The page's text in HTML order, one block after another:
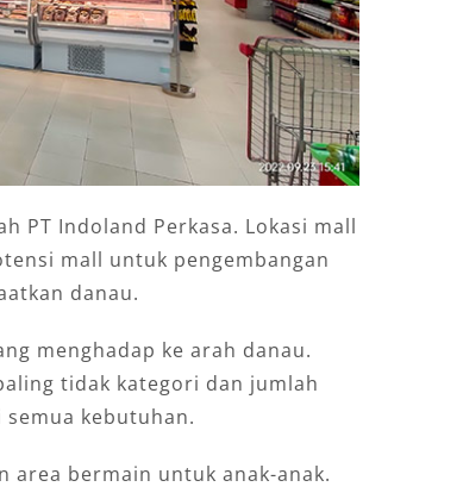
PT Indoland Perkasa. Lokasi mall
mall untuk pengembangan
danau.
menghadap ke arah danau.
tidak kategori dan jumlah
kebutuhan.
area bermain untuk anak-anak.